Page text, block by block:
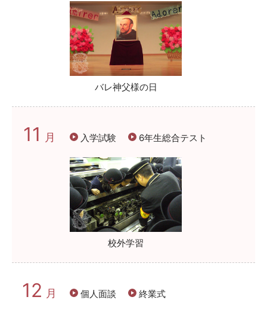
バレ神父様の日
11 月 入学試験 6年生総合テスト
校外学習
12 月 個人面談 終業式